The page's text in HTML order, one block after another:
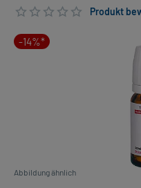
Produkt
-14%*
Abbildung ähnlich